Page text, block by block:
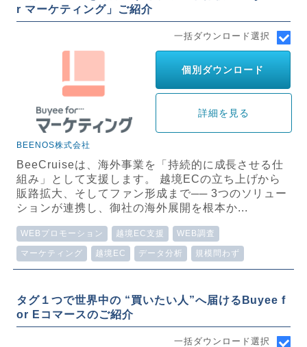
r マーケティング」ご紹介
一括ダウンロード選択
個別ダウンロード
詳細を見る
BEENOS株式会社
BeeCruiseは、海外事業を「持続的に成長させる仕
組み」として支援します。 越境ECの立ち上げから
販路拡大、そしてファン形成まで── 3つのソリュー
ションが連携し、御社の海外展開を根本か...
WEBプロモーション 越境EC支援 WEB調査
マーケティング 越境EC データ分析 規模問わず
タグ１つで世界中の “買いたい人”へ届けるBuyee f
or Eコマースのご紹介
一括ダウンロード選択